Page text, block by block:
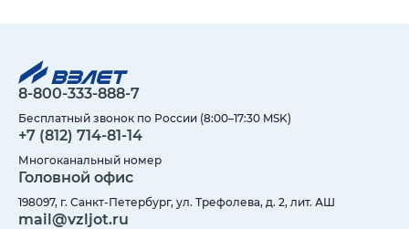
8-800-333-888-7
Бесплатный звонок по России (8:00–17:30 MSK)
+7 (812) 714-81-14
Многоканальный номер
Головной офис
198097, г. Санкт-Петербург, ул. Трефолева, д. 2, лит. АШ
mail@vzljot.ru